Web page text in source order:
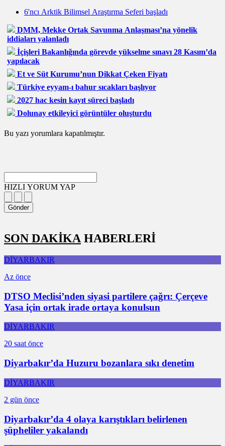
6'ncı Arktik Bilimsel Araştırma Seferi başladı
DMM, Mekke Ortak Savunma Anlaşması’na yönelik
iddiaları yalanladı
İçişleri Bakanlığında görevde yükselme sınavı 28 Kasım’da
yapılacak
Et ve Süt Kurumu’nun Dikkat Çeken Fiyatı
Türkiye eyyam-ı bahur sıcakları başlıyor
2027 hac kesin kayıt süreci başladı
Dolunay etkileyici görüntüler oluşturdu
Bu yazı yorumlara kapatılmıştır.
HIZLI YORUM YAP
Gönder
SON DAKİKA HABERLERİ
DİYARBAKIR
Az önce
DTSO Meclisi’nden siyasi partilere çağrı: Çerçeve
Yasa için ortak irade ortaya konulsun
DİYARBAKIR
20 saat önce
Diyarbakır’da Huzuru bozanlara sıkı denetim
DİYARBAKIR
2 gün önce
Diyarbakır’da 4 olaya karıştıkları belirlenen
şüpheliler yakalandı